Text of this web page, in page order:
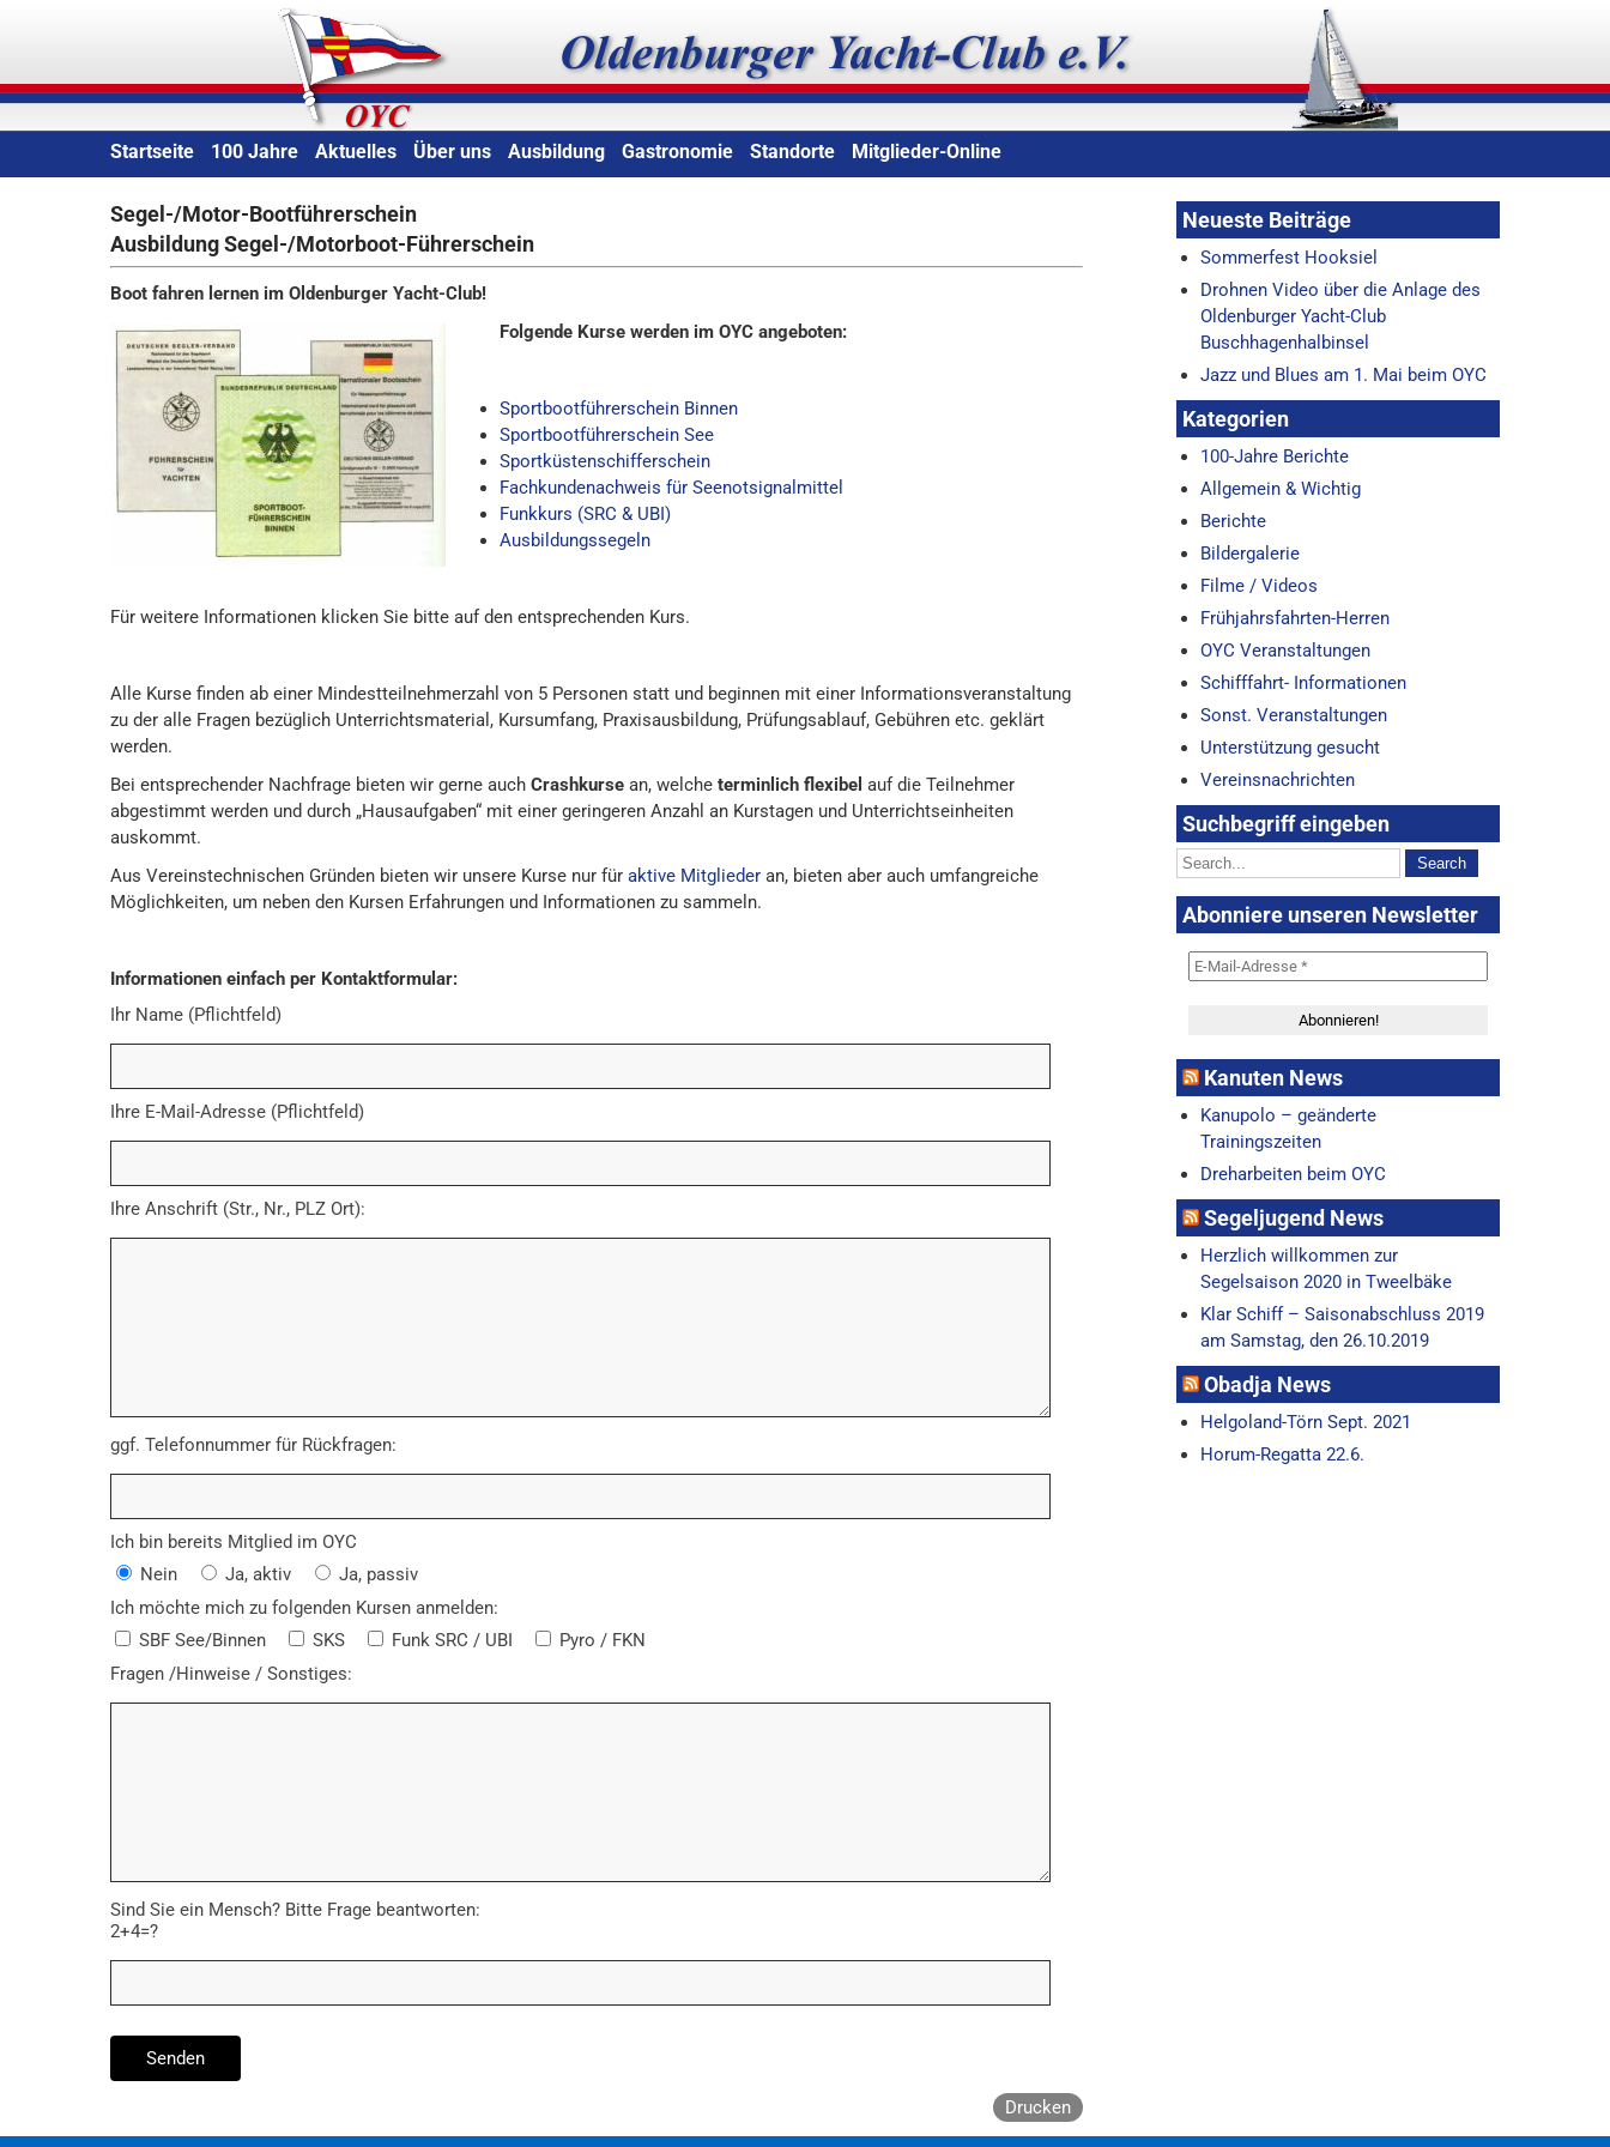
Oldenburger Yacht-Club e.V.
Startseite 100 Jahre Aktuelles Über uns Ausbildung Gastronomie Standorte Mitglieder-Online
Segel-/Motor-Bootführerschein
Ausbildung Segel-/Motorboot-Führerschein
Boot fahren lernen im Oldenburger Yacht-Club!
Folgende Kurse werden im OYC angeboten:
Sportbootführerschein Binnen
Sportbootführerschein See
Sportküstenschifferschein
Fachkundenachweis für Seenotsignalmittel
Funkkurs (SRC & UBI)
Ausbildungssegeln
Für weitere Informationen klicken Sie bitte auf den entsprechenden Kurs.
Alle Kurse finden ab einer Mindestteilnehmerzahl von 5 Personen statt und beginnen mit einer Informationsveranstaltung
zu der alle Fragen bezüglich Unterrichtsmaterial, Kursumfang, Praxisausbildung, Prüfungsablauf, Gebühren etc. geklärt
werden.
Bei entsprechender Nachfrage bieten wir gerne auch Crashkurse an, welche terminlich flexibel auf die Teilnehmer
abgestimmt werden und durch „Hausaufgaben“ mit einer geringeren Anzahl an Kurstagen und Unterrichtseinheiten
auskommt.
Aus Vereinstechnischen Gründen bieten wir unsere Kurse nur für aktive Mitglieder an, bieten aber auch umfangreiche
Möglichkeiten, um neben den Kursen Erfahrungen und Informationen zu sammeln.
Informationen einfach per Kontaktformular:
Ihr Name (Pflichtfeld)
Ihre E-Mail-Adresse (Pflichtfeld)
Ihre Anschrift (Str., Nr., PLZ Ort):
ggf. Telefonnummer für Rückfragen:
Ich bin bereits Mitglied im OYC
Nein
Ja, aktiv
Ja, passiv
Ich möchte mich zu folgenden Kursen anmelden:
SBF See/Binnen
SKS Funk SRC / UBI
Pyro / FKN
Fragen /Hinweise / Sonstiges:
Sind Sie ein Mensch? Bitte Frage beantworten:
2+4=?
Drucken
Neueste Beiträge
Sommerfest Hooksiel
Drohnen Video über die Anlage des
Oldenburger Yacht-Club
Buschhagenhalbinsel
Jazz und Blues am 1. Mai beim OYC
Kategorien
100-Jahre Berichte
Allgemein & Wichtig
Berichte
Bildergalerie
Filme / Videos
Frühjahrsfahrten-Herren
OYC Veranstaltungen
Schifffahrt- Informationen
Sonst. Veranstaltungen
Unterstützung gesucht
Vereinsnachrichten
Suchbegriff eingeben
Abonniere unseren Newsletter
Kanuten News
Kanupolo – geänderte
Trainingszeiten
Dreharbeiten beim OYC
Segeljugend News
Herzlich willkommen zur
Segelsaison 2020 in Tweelbäke
Klar Schiff – Saisonabschluss 2019
am Samstag, den 26.10.2019
Obadja News
Helgoland-Törn Sept. 2021
Horum-Regatta 22.6.